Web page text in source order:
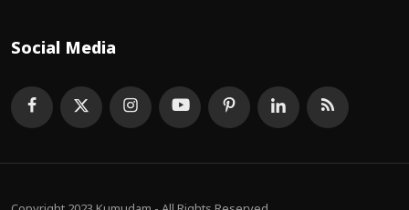
Social Media